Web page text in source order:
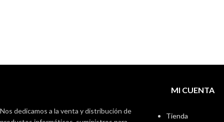
Nos dedicamos a la venta y distribución de
MI CUENTA
Tienda